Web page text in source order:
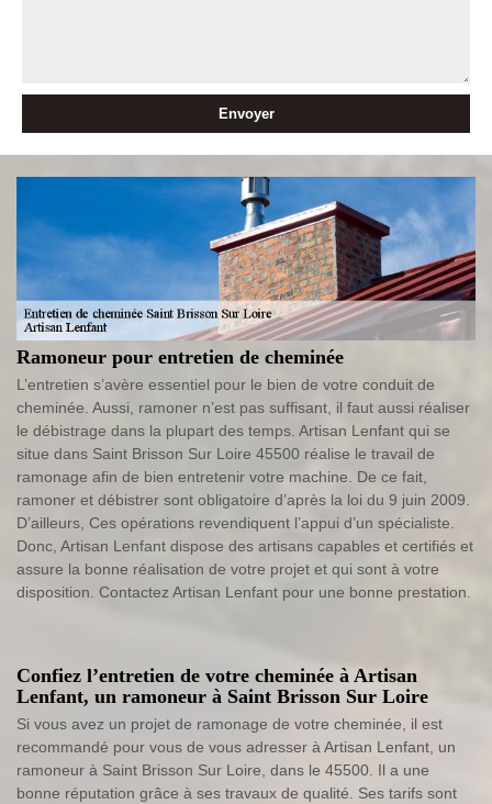
Ramoneur pour entretien de cheminée
L’entretien s’avère essentiel pour le bien de votre conduit de
cheminée. Aussi, ramoner n’est pas suffisant, il faut aussi réaliser
le débistrage dans la plupart des temps. Artisan Lenfant qui se
situe dans Saint Brisson Sur Loire 45500 réalise le travail de
ramonage afin de bien entretenir votre machine. De ce fait,
ramoner et débistrer sont obligatoire d’après la loi du 9 juin 2009.
D’ailleurs, Ces opérations revendiquent l’appui d’un spécialiste.
Donc, Artisan Lenfant dispose des artisans capables et certifiés et
assure la bonne réalisation de votre projet et qui sont à votre
disposition. Contactez Artisan Lenfant pour une bonne prestation.
Confiez l’entretien de votre cheminée à Artisan
Lenfant, un ramoneur à Saint Brisson Sur Loire
Si vous avez un projet de ramonage de votre cheminée, il est
recommandé pour vous de vous adresser à Artisan Lenfant, un
ramoneur à Saint Brisson Sur Loire, dans le 45500. Il a une
bonne réputation grâce à ses travaux de qualité. Ses tarifs sont